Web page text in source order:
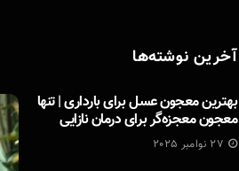
آخرین نوشته‌ها
بهترین معجون عسل برای بارداری | تنها
معجون معجزه‌گر برای درمان نازایی
27 نوامبر 2025